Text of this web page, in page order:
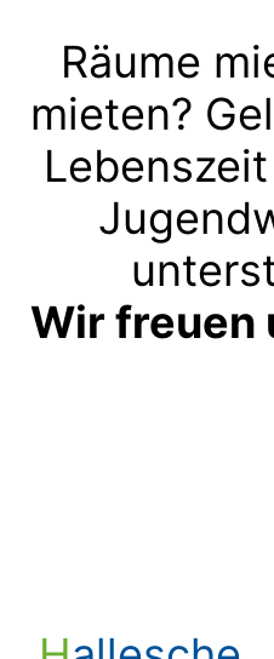
Räume
mieten?
Wir freuen